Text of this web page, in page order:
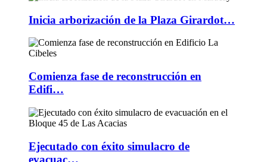
Inicia arborización de la Plaza Girardot…
Comienza fase de reconstrucción en
Edifi…
Ejecutado con éxito simulacro de
evacuac…